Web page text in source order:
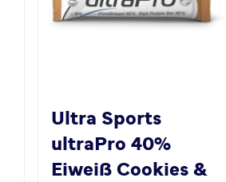
Ultra Sports
ultraPro 40%
Eiweiß Cookies &